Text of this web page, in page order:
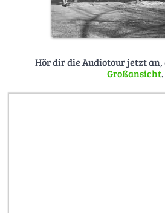
Hör dir die Audiotour jetzt an,
Großansicht.